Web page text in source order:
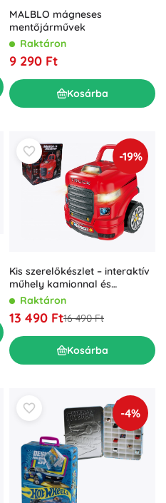
MALBLO mágneses
mentőjárművek
Raktáron
9 290 Ft
Kosárba
-19%
Kis szerelőkészlet – interaktív
műhely kamionnal és
kormánnyal
Raktáron
13 490 Ft16 490 Ft
Kosárba
-4%